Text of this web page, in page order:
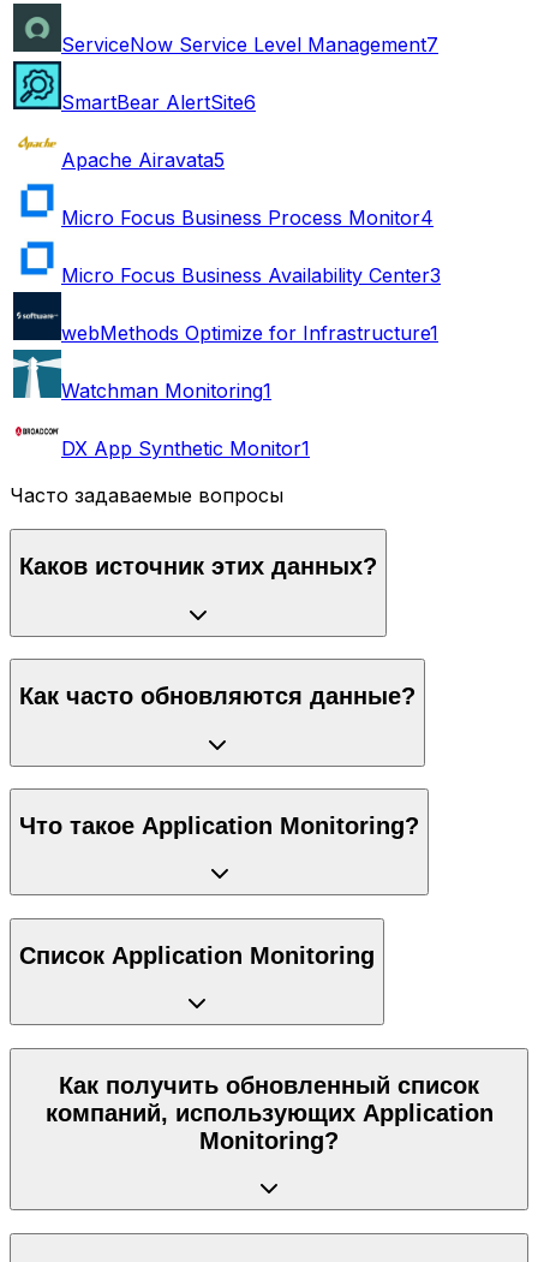
ServiceNow Service Level Management7
SmartBear AlertSite6
Apache Airavata5
Micro Focus Business Process Monitor4
Micro Focus Business Availability Center3
webMethods Optimize for Infrastructure1
Watchman Monitoring1
DX App Synthetic Monitor1
Часто задаваемые вопросы
Каков источник этих данных?
Как часто обновляются данные?
Что такое Application Monitoring?
Список Application Monitoring
Как получить обновленный список
компаний, использующих Application
Monitoring?